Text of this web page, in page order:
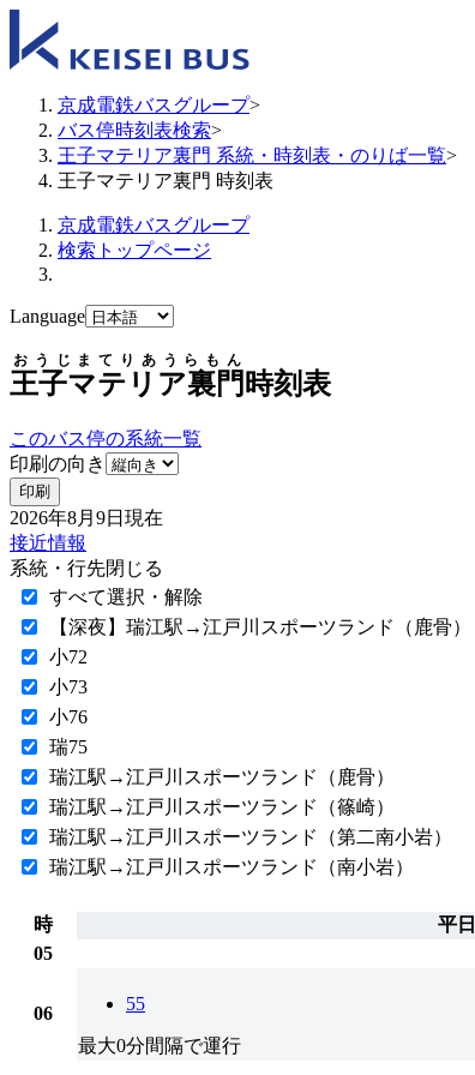
京成電鉄バスグループ>
バス停時刻表検索>
王子マテリア裏門 系統・時刻表・のりば一覧>
王子マテリア裏門 時刻表
京成電鉄バスグループ
検索トップページ
Language
王子マテリア裏門
おうじまてりあうらもん
時刻表
このバス停の系統一覧
印刷の向き
印刷
2026年8月9日 現在
接近情報
系統・行先閉じる
すべて選択・解除
【深夜】瑞江駅→江戸川スポーツランド（鹿骨）
小72
小73
小76
瑞75
瑞江駅→江戸川スポーツランド（鹿骨）
瑞江駅→江戸川スポーツランド（篠崎）
瑞江駅→江戸川スポーツランド（第二南小岩）
瑞江駅→江戸川スポーツランド（南小岩）
時
平日
05
06 55
最大0分間隔で運行